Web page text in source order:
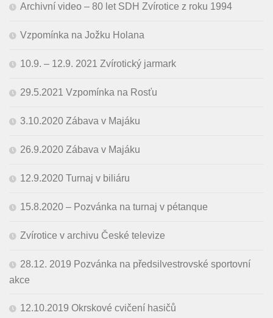
Archivní video – 80 let SDH Zvírotice z roku 1994
Vzpomínka na Jožku Holana
10.9. – 12.9. 2021 Zvírotický jarmark
29.5.2021 Vzpomínka na Rosťu
3.10.2020 Zábava v Majáku
26.9.2020 Zábava v Majáku
12.9.2020 Turnaj v biliáru
15.8.2020 – Pozvánka na turnaj v pétanque
Zvírotice v archivu České televize
28.12. 2019 Pozvánka na předsilvestrovské sportovní
akce
12.10.2019 Okrskové cvičení hasičů